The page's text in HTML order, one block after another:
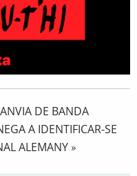
DE BANDA
A IDENTIFICAR-SE
ALEMANY»